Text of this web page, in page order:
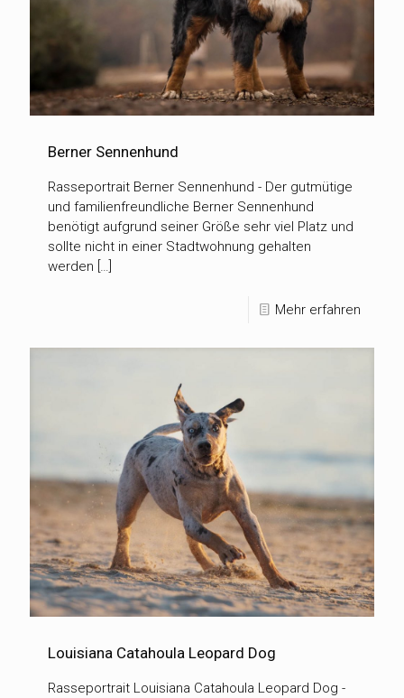
Berner Sennenhund
Rasseportrait Berner Sennenhund - Der gutmütige
und familienfreundliche Berner Sennenhund
benötigt aufgrund seiner Größe sehr viel Platz und
sollte nicht in einer Stadtwohnung gehalten
werden […]
Mehr erfahren
Louisiana Catahoula Leopard Dog
Rasseportrait Louisiana Catahoula Leopard Dog -